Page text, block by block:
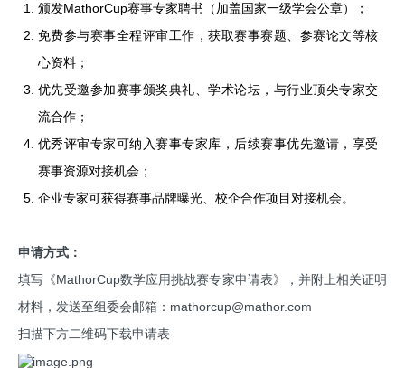
颁发MathorCup赛事专家聘书（加盖国家一级学会公章）；
免费参与赛事全程评审工作，获取赛事赛题、参赛论文等核
心资料；
优先受邀参加赛事颁奖典礼、学术论坛，与行业顶尖专家交
流合作；
优秀评审专家可纳入赛事专家库，后续赛事优先邀请，享受
赛事资源对接机会；
企业专家可获得赛事品牌曝光、校企合作项目对接机会。
申请方式：
填写《MathorCup数学应用挑战赛专家申请表》，并附上相关证明
材料，发送至组委会邮箱：mathorcup@mathor.com
扫描下方二维码下载申请表